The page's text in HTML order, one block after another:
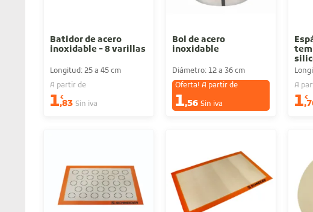
Batidor de acero
inoxidable - 8 varillas
Longitud: 25 a 45 cm
A partir de
1€
,83 Sin iva
Bol de acero
inoxidable
Diámetro: 12 a 36 cm
Oferta! A partir de
1,56 Sin iva
A
1€